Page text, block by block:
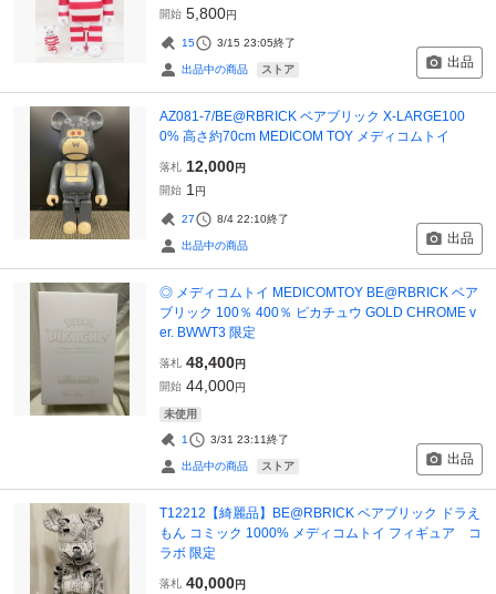
開始 5,800円
15 3/15 23:05終了
出品中の商品 ストア 出品
AZ081-7/BE@RBRICK ベアブリック X-LARGE100
0% 高さ約70cm MEDICOM TOY メディコムトイ
落札 12,000円
開始 1 円
27 8/4 22:10終了
出品中の商品 出品
◎ メディコムトイ MEDICOMTOY BE@RBRICK ベア
ブリック 100％ 400％ ピカチュウ GOLD CHROME v
er. BWWT3 限定
落札 48,400円
開始 44,000円
未使用
1 3/31 23:11終了
出品中の商品 ストア 出品
T12212【綺麗品】BE@RBRICK ベアブリック ドラえ
もん コミック 1000% メディコムトイ フィギュア コ
ラボ 限定
落札 40,000円